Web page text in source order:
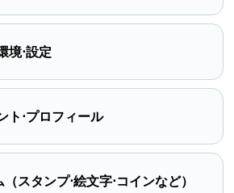
境⋅設定
ト⋅プロフィール
スタンプ⋅絵文字⋅コインなど）